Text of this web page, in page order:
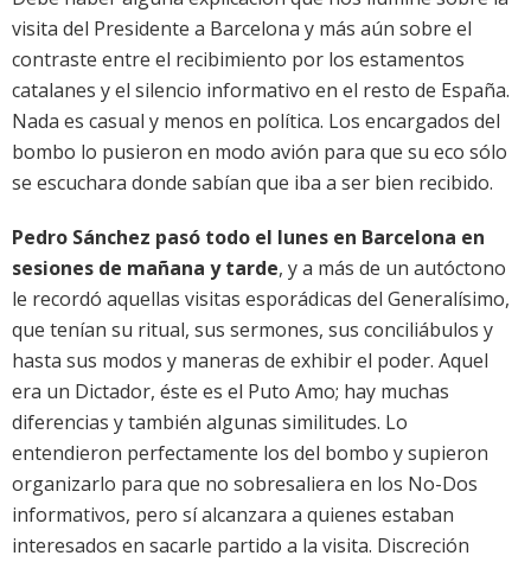
visita del Presidente a Barcelona y más aún sobre el
contraste entre el recibimiento por los estamentos
catalanes y el silencio informativo en el resto de España.
Nada es casual y menos en política. Los encargados del
bombo lo pusieron en modo avión para que su eco sólo
se escuchara donde sabían que iba a ser bien recibido.
Pedro Sánchez pasó todo el lunes en Barcelona en
sesiones de mañana y tarde, y a más de un autóctono
le recordó aquellas visitas esporádicas del Generalísimo,
que tenían su ritual, sus sermones, sus conciliábulos y
hasta sus modos y maneras de exhibir el poder. Aquel
era un Dictador, éste es el Puto Amo; hay muchas
diferencias y también algunas similitudes. Lo
entendieron perfectamente los del bombo y supieron
organizarlo para que no sobresaliera en los No-Dos
informativos, pero sí alcanzara a quienes estaban
interesados en sacarle partido a la visita. Discreción